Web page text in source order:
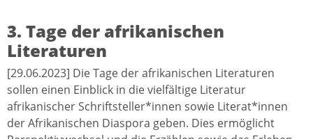
3. Tage der afrikanischen
Literaturen
[29.06.2023] Die Tage der afrikanischen Literaturen
sollen einen Einblick in die vielfältige Literatur
afrikanischer Schriftsteller*innen sowie Literat*innen
der Afrikanischen Diaspora geben. Dies ermöglicht